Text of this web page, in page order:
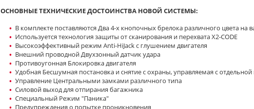
ОСНОВНЫЕ ТЕХНИЧЕСКИЕ ДОСТОИНСТВА НОВОЙ СИСТЕМЫ:
В комплекте поставляются Два 4-х кнопочных брелока различного цвета на
Используется технология защиты от сканирования и перехвата X2-CODE
Высокоэффективный режим Anti-HiJack с глушением двигателя
Внешний проводной Двухзонный датчик удара
Противоугонная Блокировка двигателя
Удобная Бесшумная постановка и снятие с охраны, управляемая с
Управление Центральными замками различного типа
Силовой выход для отпирания багажника
Специальный Режим "Паника"
Предупреждения о попытке проникновения